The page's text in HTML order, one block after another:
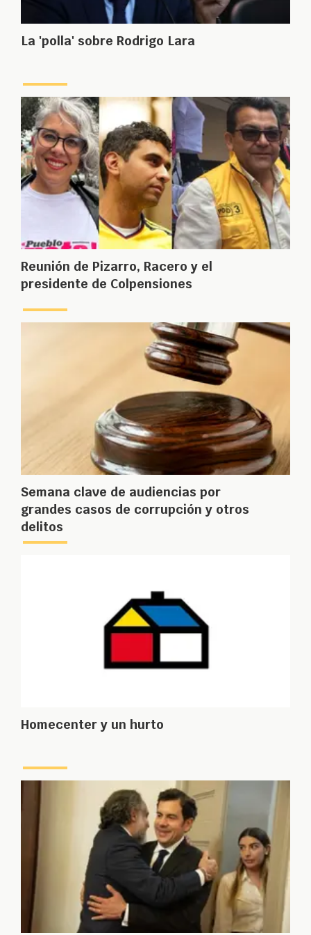
La 'polla' sobre Rodrigo Lara
Reunión de Pizarro, Racero y el
presidente de Colpensiones
Semana clave de audiencias por
grandes casos de corrupción y otros
delitos
Homecenter y un hurto